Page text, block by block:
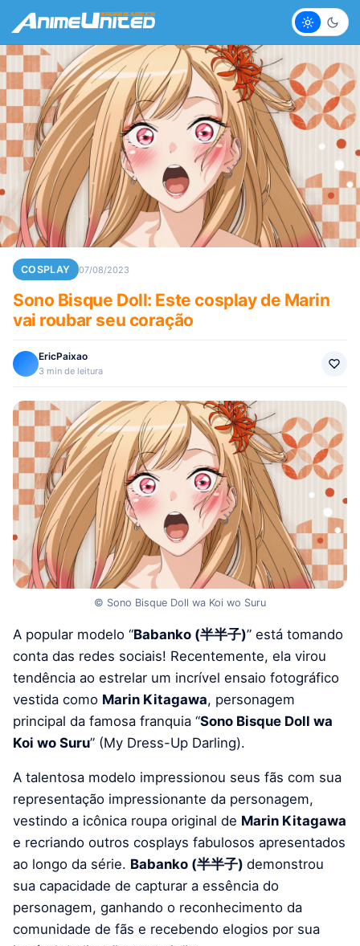
Claro
COSPLAY 07/08/2023
Sono Bisque Doll: Este cosplay de Marin
vai roubar seu coração
EricPaixao
3 min de leitura
© Sono Bisque Doll wa Koi wo Suru
A popular modelo “Babanko (半半子)” está tomando
conta das redes sociais! Recentemente, ela virou
tendência ao estrelar um incrível ensaio fotográfico
vestida como Marin Kitagawa, personagem
principal da famosa franquia “Sono Bisque Doll wa
Koi wo Suru” (My Dress-Up Darling).
A talentosa modelo impressionou seus fãs com sua
representação impressionante da personagem,
vestindo a icônica roupa original de Marin Kitagawa
e recriando outros cosplays fabulosos apresentados
ao longo da série. Babanko (半半子) demonstrou
sua capacidade de capturar a essência do
personagem, ganhando o reconhecimento da
comunidade de fãs e recebendo elogios por sua